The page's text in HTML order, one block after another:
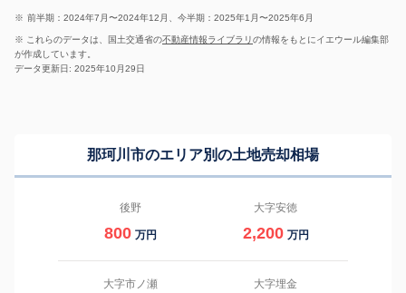
※ 前半期：2024年7月〜2024年12月、今半期：2025年1月〜2025年6月
※ これらのデータは、国土交通省の不動産情報ライブラリの情報をもとにイエウール編集部
が作成しています。
データ更新日: 2025年10月29日
那珂川市のエリア別の土地売却相場
後野
800 万円
大字安徳
2,200 万円
大字市ノ瀬 大字埋金